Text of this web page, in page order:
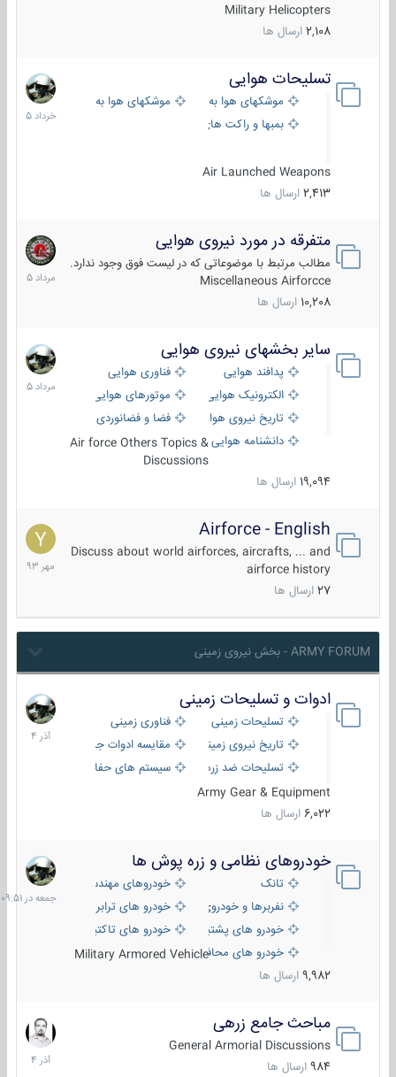
Military Helicopters
2,108 ارسال ها
تسلیحات هوایی
موشکهای هوا به هوا
موشکهای هوا به سطح
بمبها و راکت های هوایی
Air Launched Weapons
2,413 ارسال ها
30
خرداد
1405
متفرقه در مورد نیروی هوایی
مطالب مرتبط با موضوعاتی که در لیست فوق وجود ندارد.
Miscellaneous Airforcce
10,208 ارسال ها
7
مرداد
1405
سایر بخشهای نیروی هوایی
پدافند هوایی
فناوری هوایی
الکترونیک هوایی
موتورهای هوایی
تاریخ نیروی هوایی
فضا و فضانوردی
دانشنامه هواییAir force Others Topics &
Discussions
19,094 ارسال ها
2
مرداد
1405
Airforce - English
Discuss about world airforces, aircrafts, ... and
airforce history
27 ارسال ها
15
مهر
1393
ARMY FORUM - بخش نیروی زمینی
ادوات و تسلیحات زمینی
تسلیحات زمینی
فناوری زمینی
تاریخ نیروی زمینی
مقایسه ادوات جنگی
تسلیحات ضد زره
سیستم های حفاظت فعال
Army Gear & Equipment
6,022 ارسال ها
21
آذر
1404
خودروهای نظامی و زره پوش ها
تانک
خودروهای مهندسی
نفربرها و خودروی های رزمی پیاده نظام
خودرو های ترابری نظامی
خودرو های پشتیبانی آتش ، شناسایی و ضد تانک
خودرو های تاکتیکی نظامی
خودرو های محافظت شدهMilitary Armored Vehicle
9,982 ارسال ها
جمعه
در
09:51
مباحث جامع زرهی
General Armorial Discussions
984 ارسال ها
7
آذر
1404